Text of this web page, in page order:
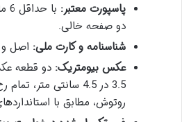
پاسپورت معتبر:
دو صفحه خالی.
شناسنامه و کارت ملی: اصل
عکس بیومتریک:
3.5 در 4.5 سانتی متر،
روتوش، مطابق با